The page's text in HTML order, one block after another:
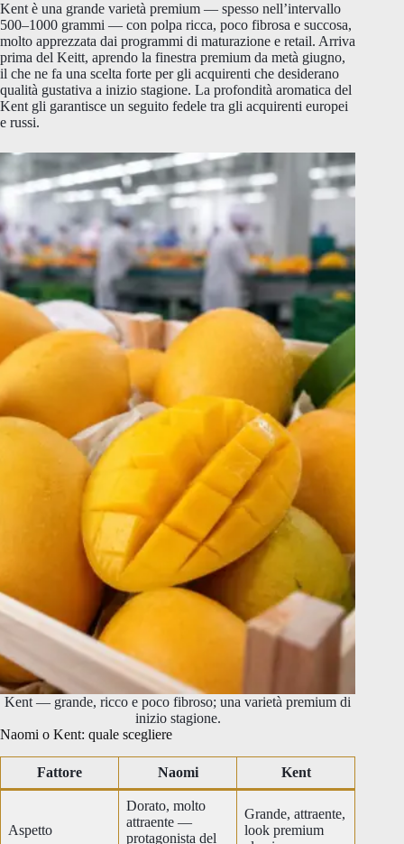
Kent è una grande varietà premium — spesso nell’intervallo
500–1000 grammi — con polpa ricca, poco fibrosa e succosa,
molto apprezzata dai programmi di maturazione e retail. Arriva
prima del Keitt, aprendo la finestra premium da metà giugno,
il che ne fa una scelta forte per gli acquirenti che desiderano
qualità gustativa a inizio stagione. La profondità aromatica del
Kent gli garantisce un seguito fedele tra gli acquirenti europei
e russi.
Kent — grande, ricco e poco fibroso; una varietà premium di
inizio stagione.
Naomi o Kent: quale scegliere
Fattore Naomi Kent
Aspetto
Dorato, molto
attraente —
protagonista del
Grande, attraente,
look premium